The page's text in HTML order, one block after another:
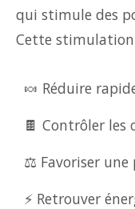
qui stimule des
Cette stimulation
🍬 Réduire
🍫 Contrôler les
⚖️ Favoriser une
⚡ Retrouver